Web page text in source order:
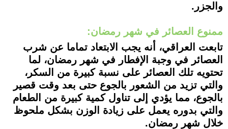
والجزر.
ممنوع العصائر في شهر رمضان:
تابعت العراقي، أنه يجب الابتعاد تماما عن شرب
العصائر في وجبة الإفطار في شهر رمضان، لما
تحتويه تلك العصائر على نسبة كبيرة من السكر،
والتي تزيد من الشعور بالجوع حتى بعد وقت قصير
بالجوع، مما يؤدي إلى تناول كمية كبيرة من الطعام
والتي بدوره يعمل على زيادة الوزن بشكل ملحوظ
خلال شهر رمضان.